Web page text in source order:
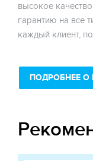
высокое
гарантию на все
каждый клиент,
ПОДРОБНЕЕ